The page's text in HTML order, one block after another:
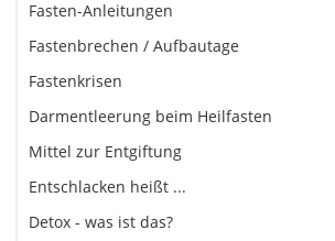
Fasten-Anleitungen
Fastenbrechen / Aufbautage
Fastenkrisen
Darmentleerung beim Heilfasten
Mittel zur Entgiftung
Entschlacken heißt ...
Detox - was ist das?